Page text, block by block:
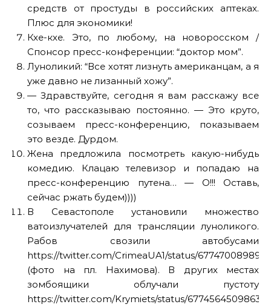
средств от простуды в российских аптеках.
Плюс для экономики!
Кхе-кхе. Это, по любому, на новоросском /
Спонсор пресс-конференции: “доктор мом”.
Луноликий: “Все хотят лизнуть американцам, а я
уже давно не лизанный хожу”.
— Здравствуйте, сегодня я вам расскажу все
то, что рассказываю постоянно. — Это круто,
созываем пресс-конференцию, показываем
это везде. Дурдом.
Жена предложила посмотреть какую-нибудь
комедию. Клацаю телевизор и попадаю на
пресс-конференцию путена… — О!!! Оставь,
сейчас ржать будем))))
В Севастополе установили множество
ватоизлучателей для трансляции луноликого.
Рабов свозили автобусами
https://twitter.com/CrimeaUA1/status/
(фото на пл. Нахимова). В других местах
зомбоящики облучали пустоту
https://twitter.com/Krymiets/status/